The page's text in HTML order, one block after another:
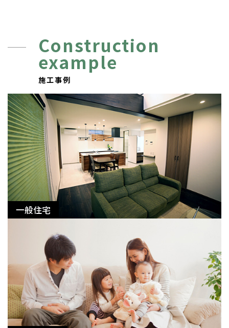
Construction
example
施工事例
一般住宅